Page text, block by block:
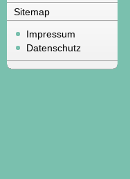
Sitemap
Impressum
Datenschutz